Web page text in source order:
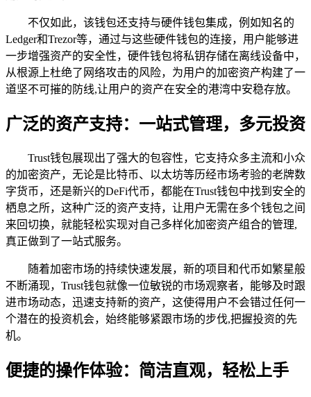
不仅如此，该钱包还支持与硬件钱包集成，例如知名的
Ledger和Trezor等，通过与这些硬件钱包的连接，用户能够进
一步增强资产的安全性，硬件钱包将私钥存储在离线设备中，
从根源上杜绝了网络攻击的风险，为用户的加密资产构建了一
道坚不可摧的防线,让用户的资产在安全的港湾中安稳存放。
广泛的资产支持：一站式管理，多元投资
Trust钱包展现出了强大的包容性，它支持众多主流和小众
的加密资产，无论是比特币、以太坊等历经市场考验的老牌数
字货币，还是新兴的DeFi代币，都能在Trust钱包中找到安全的
栖息之所，这种广泛的资产支持，让用户无需在多个钱包之间
来回切换，就能轻松实现对自己多样化加密资产组合的管理,
真正做到了一站式服务。
随着加密市场的持续快速发展，新的项目和代币如繁星般
不断涌现，Trust钱包就像一位敏锐的市场观察者，能够及时跟
进市场动态，迅速支持新的资产，这使得用户不会错过任何一
个潜在的投资机会，始终能够紧跟市场的步伐,把握投资的先
机。
便捷的操作体验：简洁直观，轻松上手